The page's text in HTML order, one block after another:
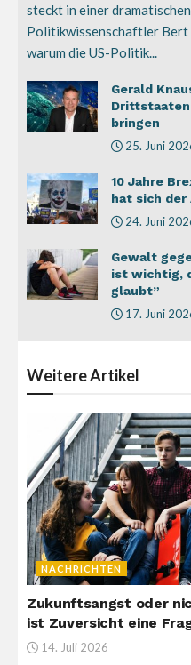
steckt in einer
Politikwissenschaftler
warum die US-Politik...
Gerald
bringen
25. Juni
10 Jahre
hat sich
24. Juni
Gewalt
ist wichtig,
glaubt”
17. Juni
WeitereArtikel
NACHRICHTEN
Zukunftsangst oder
ist Zuversicht eine
14. Juli 2026